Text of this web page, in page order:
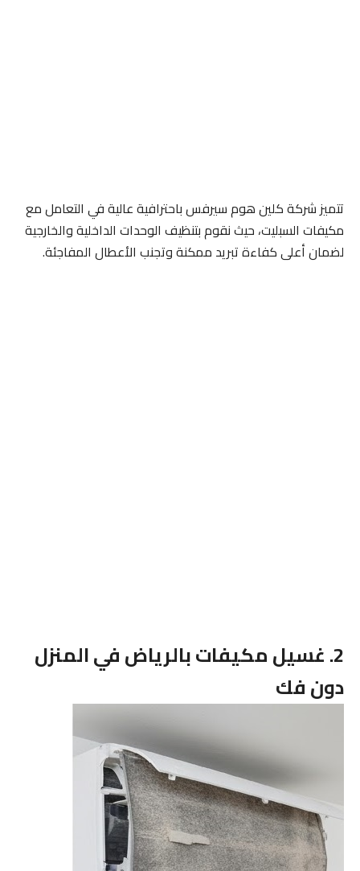
تتميز شركة كلين هوم سيرفس باحترافية عالية في التعامل مع
مكيفات السبليت، حيث نقوم بتنظيف الوحدات الداخلية والخارجية
لضمان أعلى كفاءة تبريد ممكنة وتجنب الأعطال المفاجئة.
2. غسيل مكيفات بالرياض في المنزل
دون فك